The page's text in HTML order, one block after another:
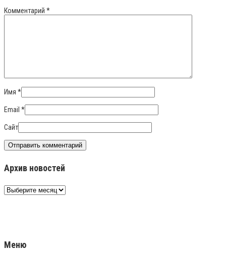
Комментарий *
Имя *
Email *
Сайт
Архив новостей
Архив
новостей
Меню